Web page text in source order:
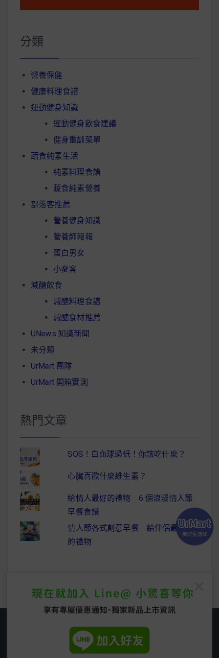
分類
營養保健
健康料理食譜
運動健身知識
運動健身飲食建議
健身重訓菜單
蔬食純素生活
純素料理食譜
蔬食純素營養
部落客推薦
營養健身知識
營養師報報
蛋白男女
小麥客
減醣飲食
減醣料理食譜
減醣食材推薦
UNews 知識新聞
未分類
UrMart 團隊
UrMart 開箱實測
熱門文章
SOS！白血球過低！你該吃什麼？
心臟喜歡什麼維生素？
給情人最好的禮物 6 個浪漫情人節
早餐食譜
情人節各式創意早餐 給伴侶最驚喜
的禮物
UrMart 美好生活誌. All rights
Easyblog Theme by